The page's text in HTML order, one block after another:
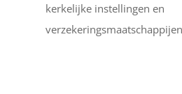
kerkelijke instellingen en